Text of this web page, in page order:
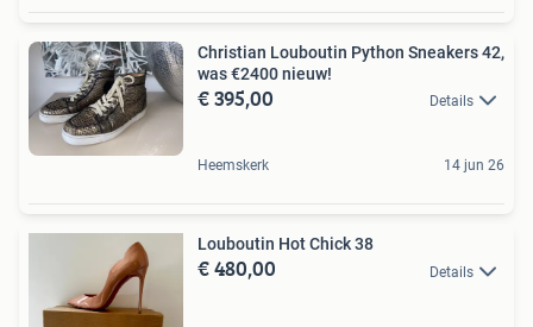
Christian Louboutin Python Sneakers 42,
was €2400 nieuw!
€ 395,00 Details
Heemskerk 14 jun 26
Louboutin Hot Chick 38
€ 480,00 Details